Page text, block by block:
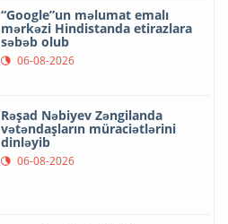
“Google”un məlumat emalı
mərkəzi Hindistanda etirazlara
səbəb olub
06-08-2026
Rəşad Nəbiyev Zəngilanda
vətəndaşların müraciətlərini
dinləyib
06-08-2026